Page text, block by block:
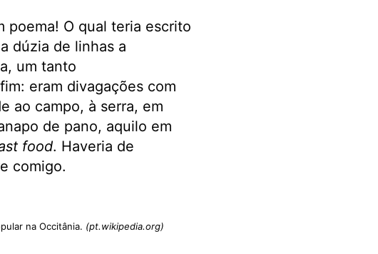
poema! O qual teria escrito
dúzia de linhas a
um tanto
eram divagações com
ao campo, à serra, em
de pano, aquilo em
food. Haveria de
comigo.
na Occitânia. (pt.wikipedia.org)